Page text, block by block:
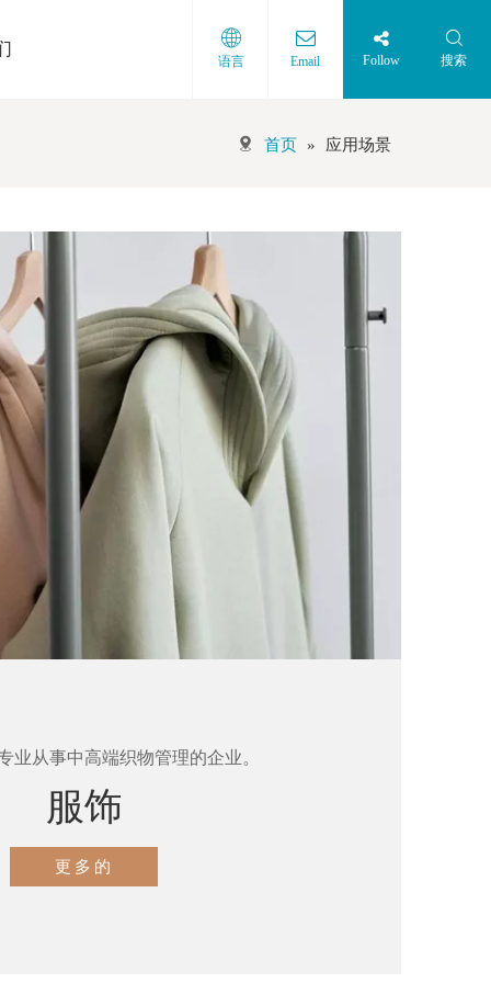
语言 Email Follow 搜索
首页 » 应用场景
业从事中高端织物管理的企业。
服饰
更多的